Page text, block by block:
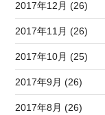
2017年12月 (26)
2017年11月 (26)
2017年10月 (25)
2017年9月 (26)
2017年8月 (26)